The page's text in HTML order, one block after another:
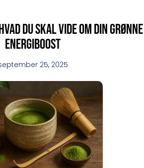
du skal vide om din grønne
energiboost
25, 2025